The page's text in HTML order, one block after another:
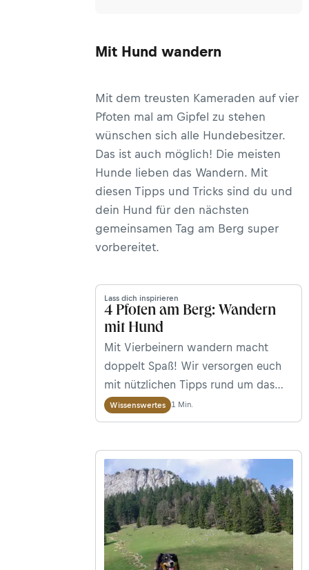
Mit Hund wandern
Mit dem treusten Kameraden auf vier
Pfoten mal am Gipfel zu stehen
wünschen sich alle Hundebesitzer.
Das ist auch möglich! Die meisten
Hunde lieben das Wandern. Mit
diesen Tipps und Tricks sind du und
dein Hund für den nächsten
gemeinsamen Tag am Berg super
vorbereitet.
Lass dich inspirieren
4 Pfoten am Berg: Wandern
mit Hund
Mit Vierbeinern wandern macht
doppelt Spaß! Wir versorgen euch
mit nützlichen Tipps rund um das
Thema Wandern mit Hund:
pfotenfreundliche Hütten,
kalten Schnauzen und
hundetaugliche Wanderungen.
Wissenswertes 1 Min.